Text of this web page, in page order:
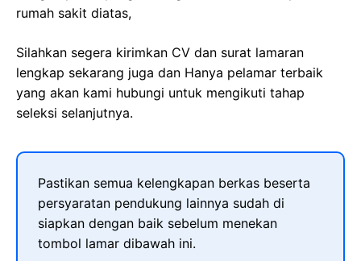
rumah sakit diatas,
Silahkan segera kirimkan CV dan surat lamaran
lengkap sekarang juga dan Hanya pelamar terbaik
yang akan kami hubungi untuk mengikuti tahap
seleksi selanjutnya.
Pastikan semua kelengkapan berkas beserta
persyaratan pendukung lainnya sudah di
siapkan dengan baik sebelum menekan
tombol lamar dibawah ini.